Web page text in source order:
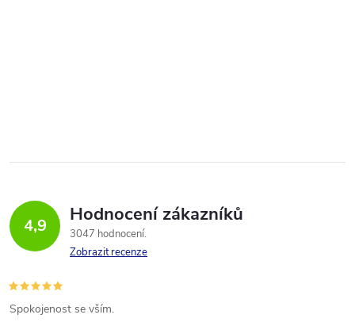
4,9 Hodnocení zákazníků
3047 hodnocení
Zobrazit recenze
Spokojenost se vším.